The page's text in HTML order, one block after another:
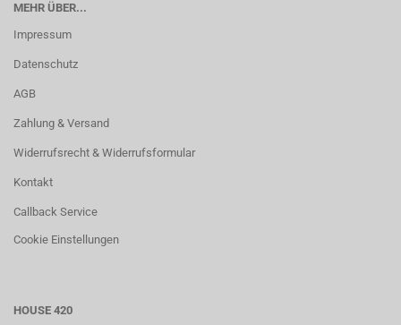
MEHR ÜBER...
Impressum
Datenschutz
AGB
Zahlung & Versand
Widerrufsrecht & Widerrufsformular
Kontakt
Callback Service
Cookie Einstellungen
HOUSE 420